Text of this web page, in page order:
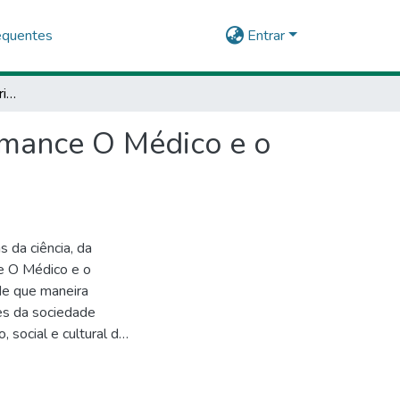
Entrar
A crítica social na Era Vitoriana representada no romance O Médico e o Monstro
O Médico e o
da ciência, da
O Médico e o
que maneira
da sociedade
social e cultural do